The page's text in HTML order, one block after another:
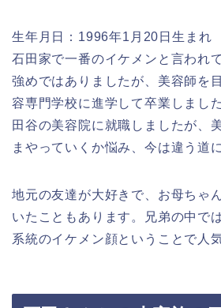
生年月日：1996年1月20日生まれ
石田家で一番のイケメンと言われ
強めではありましたが、美容師を
容専門学校に進学して卒業しまし
田谷の美容院に就職しましたが、
まやっていくか悩み、今は違う道
地元の友達が大好きで、お母ちゃ
いたこともあります。兄弟の中で
系統のイケメン顔ということで人